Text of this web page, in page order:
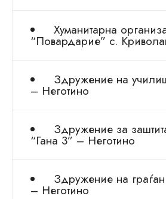
Хуманитарна
“Повардарие” с.
Здружение на
– Неготино
Здружение за
“Гана 3” – Неготино
Здружение на
– Неготино